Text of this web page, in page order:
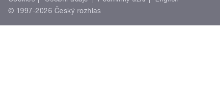
© 1997-2026 Český rozhlas